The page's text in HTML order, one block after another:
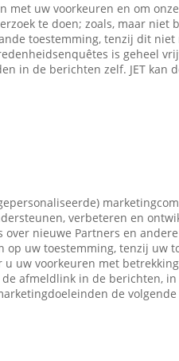
met uw voorkeuren en om
te doen; zoals, maar niet
toestemming, tenzij dit niet
is geheel
in de berichten zelf. JET kan
verbeteren en
nieuwe Partners en
op uw toestemming, tenzij uw
uw voorkeuren met
afmeldlink in de berichten,
de